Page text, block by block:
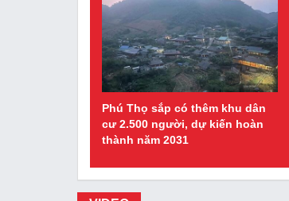
Phú Thọ sắp có thêm khu dân
cư 2.500 người, dự kiến hoàn
thành năm 2031